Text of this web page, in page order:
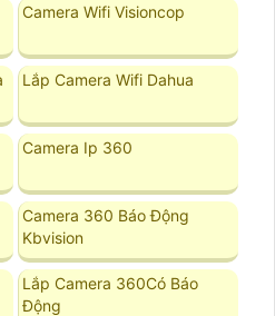
Camera Wifi Visioncop
Lắp Camera Wifi Dahua
Camera Ip 360
Camera 360 Báo Động
Kbvision
Lắp Camera 360Có Báo
Động